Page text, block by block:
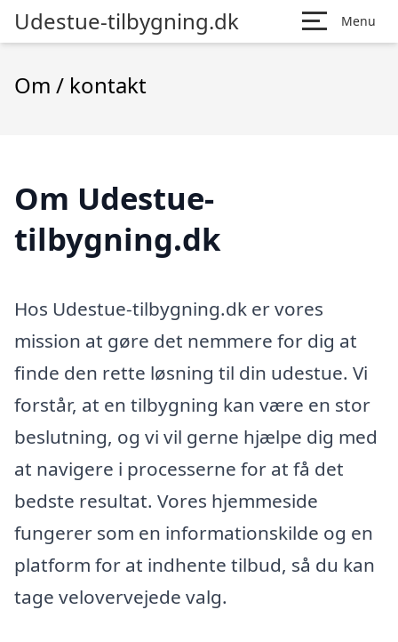
Udestue-tilbygning.dk Menu
Om / kontakt
Om Udestue-
tilbygning.dk
Hos Udestue-tilbygning.dk er vores
mission at gøre det nemmere for dig at
finde den rette løsning til din udestue. Vi
forstår, at en tilbygning kan være en stor
beslutning, og vi vil gerne hjælpe dig med
at navigere i processerne for at få det
bedste resultat. Vores hjemmeside
fungerer som en informationskilde og en
platform for at indhente tilbud, så du kan
tage velovervejede valg.